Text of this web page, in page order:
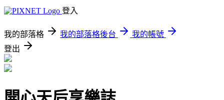
登入
我的部落格 我的部落格後台
我的帳號
登出